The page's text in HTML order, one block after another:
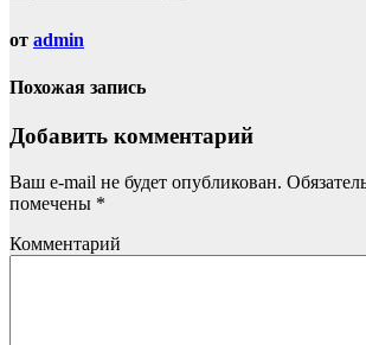
от admin
Похожая запись
Добавить комментарий
Ваш e-mail не будет опубликован.
помечены *
Комментарий